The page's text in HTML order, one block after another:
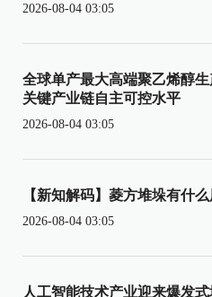
2026-08-04 03:05
全球单产最大高端聚乙烯醇
关键产业链自主可控水平
2026-08-04 03:05
【新知解码】菱方堆垛有什么
2026-08-04 03:05
人工智能技术产业迎来爆发